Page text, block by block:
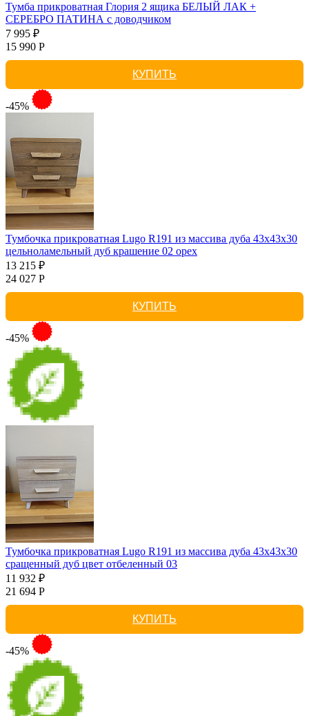
Тумба прикроватная Глория 2 ящика БЕЛЫЙ ЛАК +
СЕРЕБРО ПАТИНА с доводчиком
7 995 ₽
15 990 Р
КУПИТЬ
-45%
Тумбочка прикроватная Lugo R191 из массива дуба 43х43х30
цельноламельный дуб крашение 02 орех
13 215 ₽
24 027 Р
КУПИТЬ
-45%
Тумбочка прикроватная Lugo R191 из массива дуба 43х43х30
сращенный дуб цвет отбеленный 03
11 932 ₽
21 694 Р
КУПИТЬ
-45%